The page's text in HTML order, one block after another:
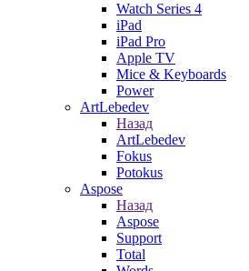
Watch Series 4
iPad
iPad Pro
Apple TV
Mice & Keyboards
Power
ArtLebedev
Назад
ArtLebedev
Fokus
Potokus
Aspose
Назад
Aspose
Support
Total